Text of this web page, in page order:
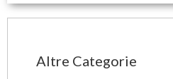
Altre Categorie